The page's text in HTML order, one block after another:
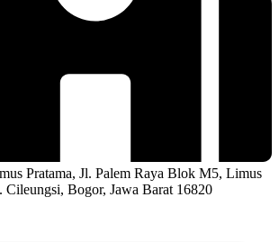
Pratama, Jl. Palem Raya Blok M5, Limus
Cileungsi, Bogor, Jawa Barat 16820